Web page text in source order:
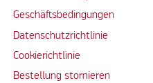
Geschäftsbedingungen
Datenschutzrichtlinie
Cookierichtlinie
Bestellung stornieren